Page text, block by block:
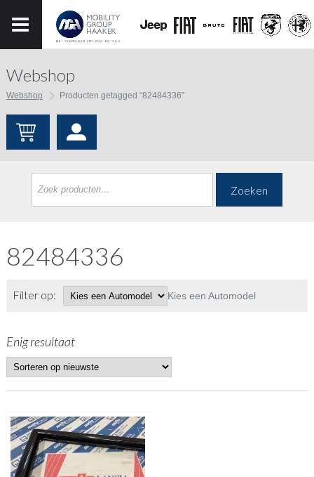
Webshop
Webshop Producten getagged “82484336”
Zoeken
82484336
Filter op: Kies een Automodel
Enig resultaat